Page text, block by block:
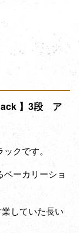
】3段 ア
クです。
ーカリーショ
していた長い